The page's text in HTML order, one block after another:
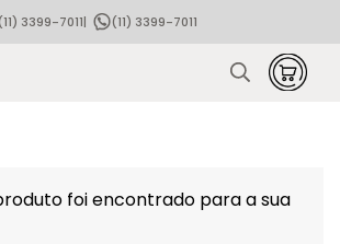
3399-7011|
(11) 3399-7011
foi encontrado para a sua